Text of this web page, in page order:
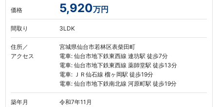
価格 5,920万円
間取り 3LDK
住所／
アクセス
宮城県仙台市若林区表柴田町
電車: 仙台市地下鉄東西線 連坊駅 徒歩7分
電車: 仙台市地下鉄東西線 薬師堂駅 徒歩13分
電車: ＪＲ仙石線 榴ヶ岡駅 徒歩19分
電車: 仙台市地下鉄南北線 河原町駅 徒歩19分
築年月 令和7年11月